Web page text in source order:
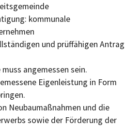
kommunale
und prüffähigen Antrag
angemessen sein.
Eigenleistung in Form
Neubaumaßnahmen und die
sowie der Förderung der